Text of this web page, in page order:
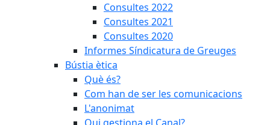
Consultes 2022
Consultes 2021
Consultes 2020
Informes Síndicatura de Greuges
Bústia ètica
Què és?
Com han de ser les comunicacions
L'anonimat